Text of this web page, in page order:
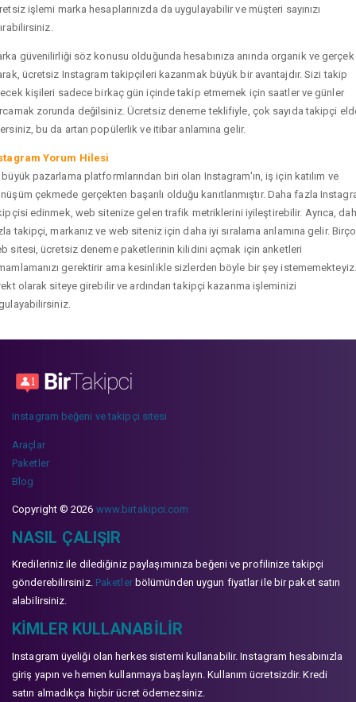
işlemi marka hesaplarınızda da uygulayabilir ve müşteri sayınızı
güvenilirliği söz konusu olduğunda hesabınıza anında organik ve gerçek
ücretsiz Instagram takipçileri kazanmak büyük bir avantajdır. Sizi takip
kişileri sadece birkaç gün içinde takip etmemek için saatler ve günler
zorunda değilsiniz. Ücretsiz deneme teklifiyle, çok sayıda takipçi
bu da artan popülerlik ve itibar anlamına gelir.
Yorum Hilesi
büyük pazarlama platformlarından biri olan Instagram'ın, iş için katılım ve
çekmede gerçekten başarılı olduğu kanıtlanmıştır. Daha fazla
edinmek, web sitenize gelen trafik metriklerini iyileştirebilir. Ayrıca,
takipçi, markanız ve web siteniz için daha iyi sıralama anlamına gelir.
sitesi, ücretsiz deneme paketlerinin kilidini açmak için anketleri
gerektirir ama kesinlikle sizlerden böyle bir şey istememekteyiz.
olarak siteye girebilir ve ardından takipçi kazanma işleminizi
instagram beğeni ve takipçi sitesi
Araçlar
Paketler
Blog
Copyright © 2026 www.birtakipci.com
NASIL ÇALIŞIR
Kredileriniz ile dilediğiniz paylaşımınıza beğeni ve profilinize takipçi
gönderebilirsiniz. Paketlerbölümünden uygun fiyatlar ile bir paket satın
alabilirsiniz.
KIMLER KULLANABILIR
Instagram üyeliği olan herkes sistemi kullanabilir. Instagram hesabınızla
giriş yapın ve hemen kullanmaya başlayın. Kullanım ücretsizdir. Kredi
satın almadıkça hiçbir ücret ödemezsiniz.